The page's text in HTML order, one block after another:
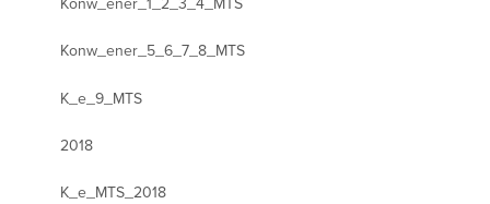
Konw_ener_5_6_7_8_MTS
K_e_9_MTS
2018
K_e_MTS_2018